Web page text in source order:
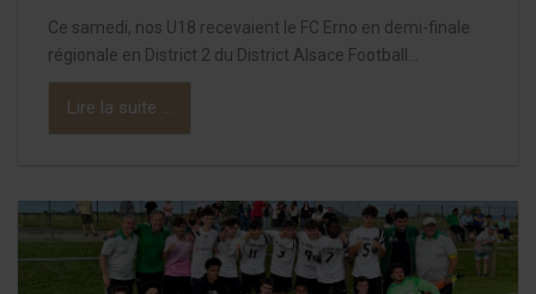
Ce samedi, nos U18 recevaient le FC Erno en demi-finale
régionale en District 2 du District Alsace Football...
Lire la suite ...